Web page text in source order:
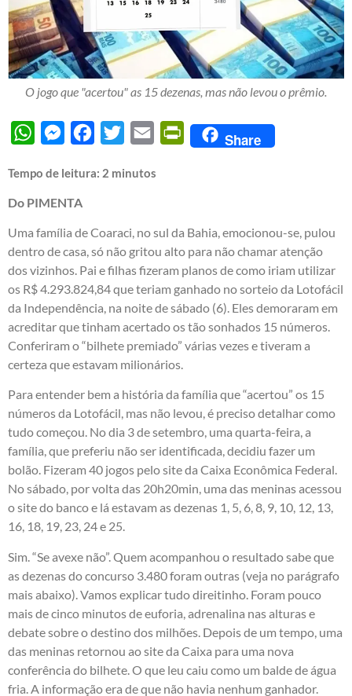
O jogo que "acertou" as 15 dezenas, mas não levou o prêmio.
WhatsAppMessengerFacebook
Twitter Email PrintFriendly
Share
Tempo de leitura: 2 minutos
Do PIMENTA
Uma família de Coaraci, no sul da Bahia, emocionou-se, pulou
dentro de casa, só não gritou alto para não chamar atenção
dos vizinhos. Pai e filhas fizeram planos de como iriam utilizar
os R$ 4.293.824,84 que teriam ganhado no sorteio da Lotofácil
da Independência, na noite de sábado (6). Eles demoraram em
acreditar que tinham acertado os tão sonhados 15 números.
Conferiram o “bilhete premiado” várias vezes e tiveram a
certeza que estavam milionários.
Para entender bem a história da família que “acertou” os 15
números da Lotofácil, mas não levou, é preciso detalhar como
tudo começou. No dia 3 de setembro, uma quarta-feira, a
família, que preferiu não ser identificada, decidiu fazer um
bolão. Fizeram 40 jogos pelo site da Caixa Econômica Federal.
No sábado, por volta das 20h20min, uma das meninas acessou
o site do banco e lá estavam as dezenas 1, 5, 6, 8, 9, 10, 12, 13,
16, 18, 19, 23, 24 e 25.
Sim. “Se avexe não”. Quem acompanhou o resultado sabe que
as dezenas do concurso 3.480 foram outras (veja no parágrafo
mais abaixo). Vamos explicar tudo direitinho. Foram pouco
mais de cinco minutos de euforia, adrenalina nas alturas e
debate sobre o destino dos milhões. Depois de um tempo, uma
das meninas retornou ao site da Caixa para uma nova
conferência do bilhete. O que leu caiu como um balde de água
fria. A informação era de que não havia nenhum ganhador.